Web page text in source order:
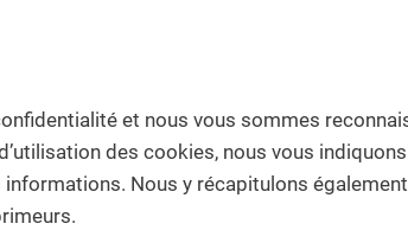
et nous vous sommes
des cookies, nous vous
Nous y récapitulons